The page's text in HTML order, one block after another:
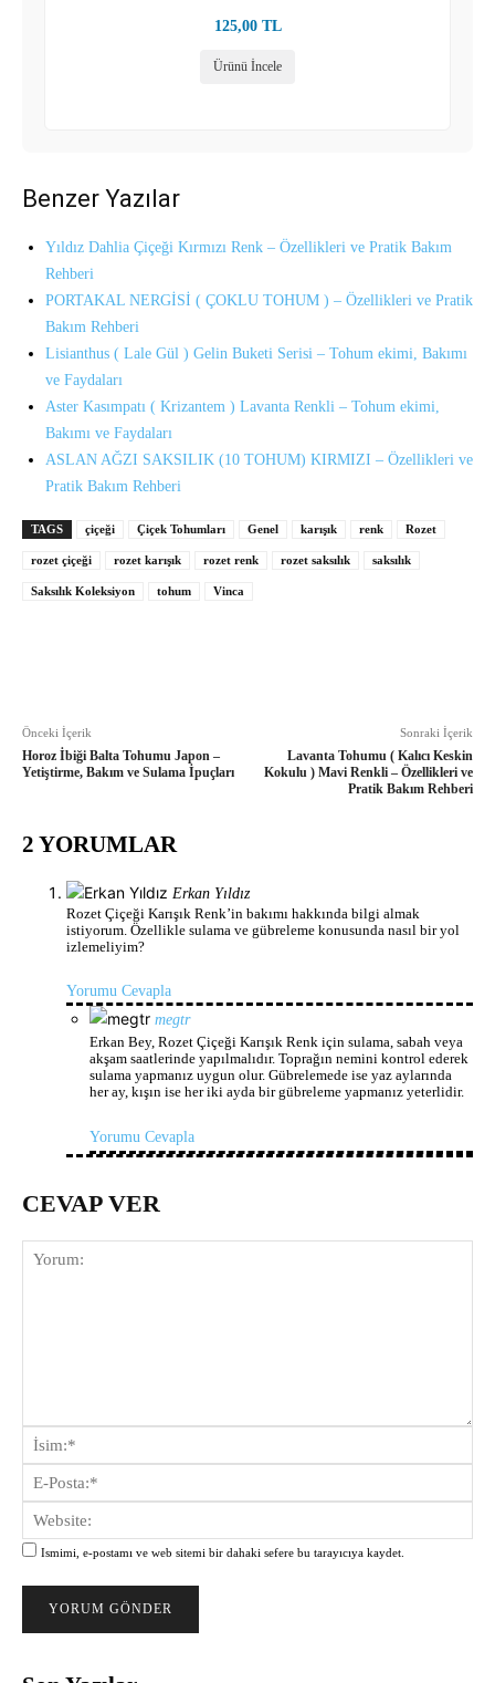
125,00 TL
Ürünü İncele
Benzer Yazılar
Yıldız Dahlia Çiçeği Kırmızı Renk – Özellikleri ve Pratik Bakım
Rehberi
PORTAKAL NERGİSİ ( ÇOKLU TOHUM ) – Özellikleri ve Pratik
Bakım Rehberi
Lisianthus ( Lale Gül ) Gelin Buketi Serisi – Tohum ekimi, Bakımı
ve Faydaları
Aster Kasımpatı ( Krizantem ) Lavanta Renkli – Tohum ekimi,
Bakımı ve Faydaları
ASLAN AĞZI SAKSILIK (10 TOHUM) KIRMIZI – Özellikleri ve
Pratik Bakım Rehberi
TAGS çiçeği Çiçek Tohumları Genel karışık renk Rozet
rozet çiçeği rozet karışık rozet renk rozet saksılık saksılık
Saksılık Koleksiyon tohum Vinca
Önceki İçerik
Horoz İbiği Balta Tohumu Japon –
Yetiştirme, Bakım ve Sulama İpuçları
Sonraki İçerik
Lavanta Tohumu ( Kalıcı Keskin
Kokulu ) Mavi Renkli – Özellikleri ve
Pratik Bakım Rehberi
2 YORUMLAR
Erkan Yıldız
Rozet Çiçeği Karışık Renk’in bakımı hakkında bilgi almak
istiyorum. Özellikle sulama ve gübreleme konusunda nasıl bir yol
izlemeliyim?
Yorumu Cevapla
megtr
Erkan Bey, Rozet Çiçeği Karışık Renk için sulama, sabah veya
akşam saatlerinde yapılmalıdır. Toprağın nemini kontrol ederek
sulama yapmanız uygun olur. Gübrelemede ise yaz aylarında
her ay, kışın ise her iki ayda bir gübreleme yapmanız yeterlidir.
Yorumu Cevapla
CEVAP VER
Yorum:
Ismimi, e-postamı ve web sitemi bir dahaki sefere bu tarayıcıya kaydet.